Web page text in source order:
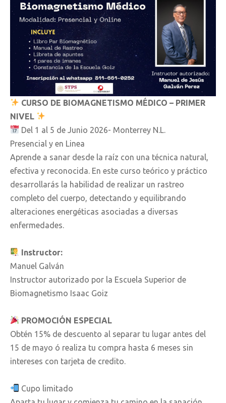
CURSO DE BIOMAGNETISMO MÉDICO – PRIMER
NIVEL
Del 1 al 5 de Junio 2026- Monterrey N.L.
Presencial y en Linea
Aprende a sanar desde la raíz con una técnica natural,
efectiva y reconocida. En este curso teórico y práctico
desarrollarás la habilidad de realizar un rastreo
completo del cuerpo, detectando y equilibrando
alteraciones energéticas asociadas a diversas
enfermedades.
Instructor:
Manuel Galván
Instructor autorizado por la Escuela Superior de
Biomagnetismo Isaac Goiz
PROMOCIÓN ESPECIAL
Obtén 15% de descuento al separar tu lugar antes del
15 de mayo ó realiza tu compra hasta 6 meses sin
intereses con tarjeta de credito.
Cupo limitado